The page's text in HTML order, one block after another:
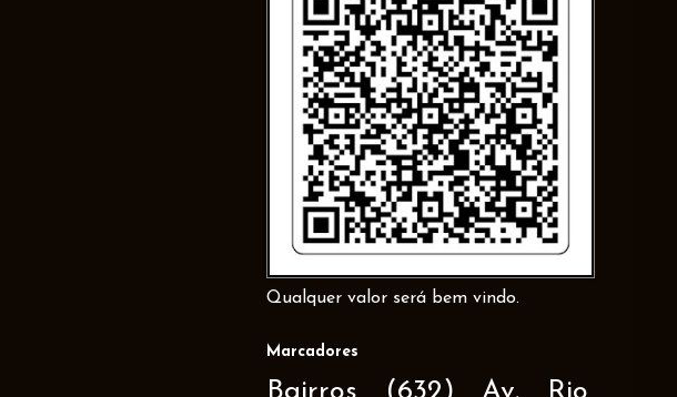
Qualquer valor será bem vindo.
Marcadores